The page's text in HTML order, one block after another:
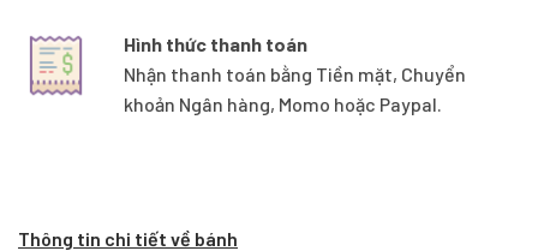
Hình thức thanh toán
Nhận thanh toán bằng Tiền mặt, Chuyển
khoản Ngân hàng, Momo hoặc Paypal.
Thông tin chi tiết về bánh